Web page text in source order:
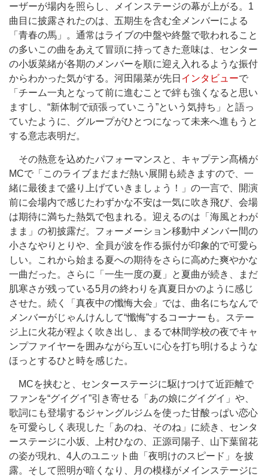
ーザーが場内を照らし、メインステージの幕が上がる。1
曲目に披露されたのは、五期生を含む全メンバーによる
「青春の馬」。通常はライブの中盤や終盤で歌われること
の多いこの曲をあえて冒頭に持ってきた意味は、センター
の小坂菜緒が各期のメンバーを順に迎え入れるような振付
からわかった気がする。河田陽菜が先日 インタビューで
「チーム一丸となって前に進むことで絆も強くなると思い
ますし、“新体制で頑張っていこう”という気持ち」と語っ
ていたように、グループがひとつになって未来へ進もうと
する意志表明だ。
その熱意を込めたパフォーマンスと、キャプテン髙橋が
MCで「このライブまだまだ熱い展開も続きますので、一
緒に最後まで盛り上げていきましょう！」の一言で、開演
前に会場内で感じたわずかな不安は一気に吹き飛び、会場
は期待に満ちた熱気で包まれる。迎えるのは「海風とわが
まま」の初披露だ。フォーメーション移動中メンバー間の
小さなやりとりや、全員が波を作る振付が印象的で可愛ら
しい。これから始まる夏への期待をさらに高めた爽やかな
一曲だった。さらに「一生一度の夏」と夏曲が続き、まだ
肌寒さが残っている5月の終わりを真夏日かのように感じ
させた。続く「真夜中の懺悔大会」では、曲名にちなんで
メンバーがじゃんけんして“懺悔”するコーナーも。ステー
ジ上に火花が程よく吹き出し、まるで林間学校の夜でキャ
ンプファイヤーを囲みながら互いに心を打ち明けるような
ほっとするひと時を感じた。
MCを挟むと、センターステージに駆けつけて近距離で
ファンを“グイグイ”引き寄せる「あの娘にグイグイ」や、
歌詞にも登場するジャングルジムを使った甘酸っぱい恋心
を可愛らしく表現した「あのね、そのね」に続き、センタ
ーステージに小坂、上村ひなの、正源司陽子、山下葉留花
の姿が現れ、4人のユニット曲「夜明けのスピード」を披
露。そして照明が暗くなり、月の模様がメインステージに